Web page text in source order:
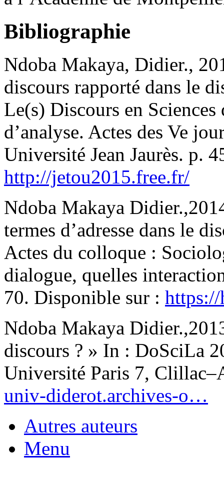
Bibliographie
Ndoba Makaya, Didier.,
discours rapporté dans le
Le(s) Discours en
d’analyse. Actes des Ve
Université Jean Jaurès. p.
http://jetou2015.free.fr/
Ndoba Makaya
termes d’adresse dans le
Actes du colloque :
dialogue, quelles
70. Disponible sur :
Ndoba Makaya
discours ? » In : DoSciLa
Université Paris 7,
univ-diderot.archives-o…
Autres auteurs
Menu